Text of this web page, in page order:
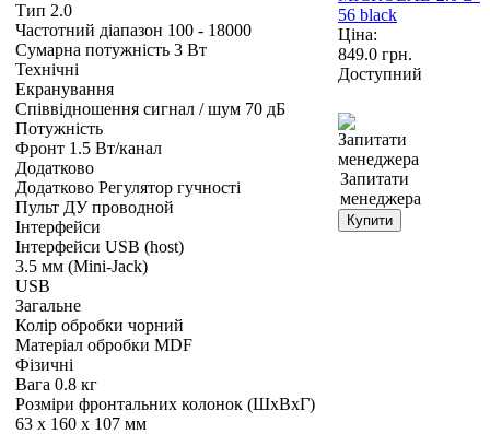
Тип 2.0
Частотний діапазон 100 - 18000
Сумарна потужність 3 Вт
Технічні
Екранування
Співвідношення сигнал / шум 70 дБ
Потужність
Фронт 1.5 Вт/канал
Додатково
Додатково Регулятор гучності
Пульт ДУ проводной
Інтерфейси
Інтерфейси USB (host)
3.5 мм (Mini-Jack)
USB
Загальне
Колір обробки чорний
Матеріал обробки MDF
Фізичні
Вага 0.8 кг
Розміри фронтальних колонок (ШхВхГ)
63 x 160 x 107 мм
Ціна:
849.0 грн.
Доступний
Запитати
менеджера
Купити